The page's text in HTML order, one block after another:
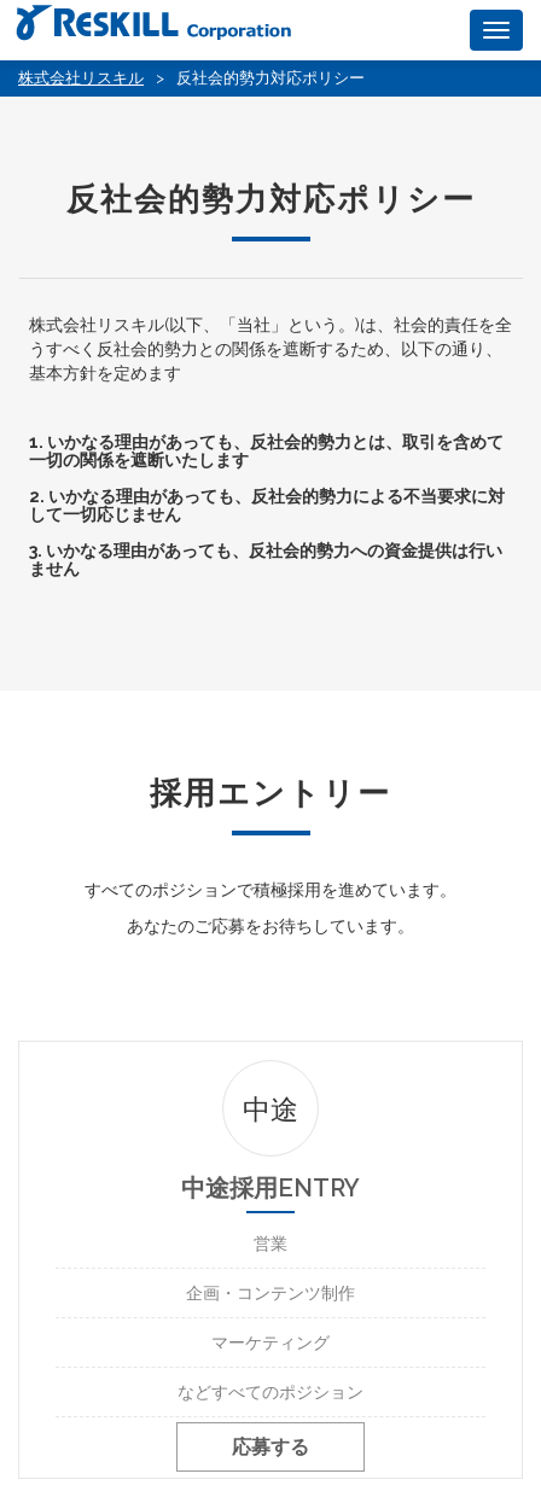
株式会社リスキル > 反社会的勢力対応ポリシー
反社会的勢力対応ポリシー
株式会社リスキル(以下、「当社」という。)は、社会的責任を全
うすべく反社会的勢力との関係を遮断するため、以下の通り、
基本方針を定めます
1. いかなる理由があっても、反社会的勢力とは、取引を含めて
一切の関係を遮断いたします
2. いかなる理由があっても、反社会的勢力による不当要求に対
して一切応じません
3. いかなる理由があっても、反社会的勢力への資金提供は行い
ません
採用エントリー
すべてのポジションで積極採用を進めています。
あなたのご応募をお待ちしています。
中途
中途採用ENTRY
営業
企画・コンテンツ制作
マーケティング
などすべてのポジション
応募する